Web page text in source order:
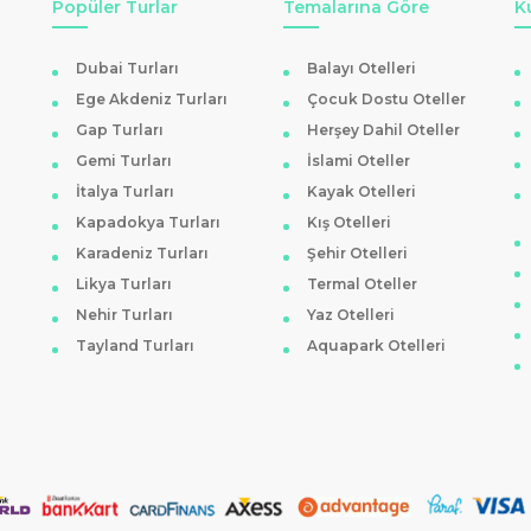
için Planlama İpuçları
yararlanırken oda tipi seçiminde çocuklara uygun geniş aile
ve bebek bakım hizmetleri gibi olanakların bulunduğu oteller,
düzenlenen aktiviteler gibi detaylara dikkat edilmesi önerilir.
Belek
Yakın ve Doğa Dostu Seçenekler
vazgeçilmezleri arasında yer alır. Geniş plajlara, özel
Bunun yanında, doğa dostu konsepte sahip ve sürdürülebilirlik
hazırlanan menüler ve doğal peyzajla uyumlu mimari, çevre
güzelliklerin hem de modern konforun bir arada sunulduğu bir
pratik ayrıntılar günlük temponuzu etkiler. Gölgelikli dinlenme
ritmini korumayı kolaylaştırır.
Popüler Turlar
Dubai Turları
Ege Akdeniz Turları
Gap Turları
Gemi Turları
İtalya Turları
Kapadokya Turları
Karadeniz Turları
Likya Turları
Nehir Turları
Tayland Turları
Temalarına Göre
Balayı Otelleri
Çocuk Dostu Oteller
Herşey Dahil Oteller
İslami Oteller
Kayak Otelleri
Kış Otelleri
Şehir Otelleri
Termal Oteller
Yaz Otelleri
Aquapark Otelleri